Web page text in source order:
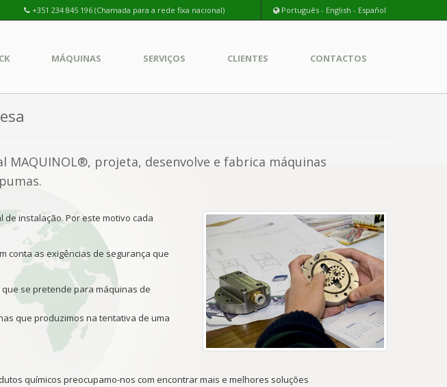
+351 234 845 196 (Chamada para a rede fixa nacional) Português - English - Español
MÁQUINAS SERVIÇOS CLIENTES CONTACTOS
MAQUINOL®, projeta, desenvolve e fabrica máquinas
instalação. Por este motivo cada
conta as exigências de segurança que
se pretende para máquinas de
que produzimos na tentativa de uma
químicos preocupamo-nos com encontrar mais e melhores soluções